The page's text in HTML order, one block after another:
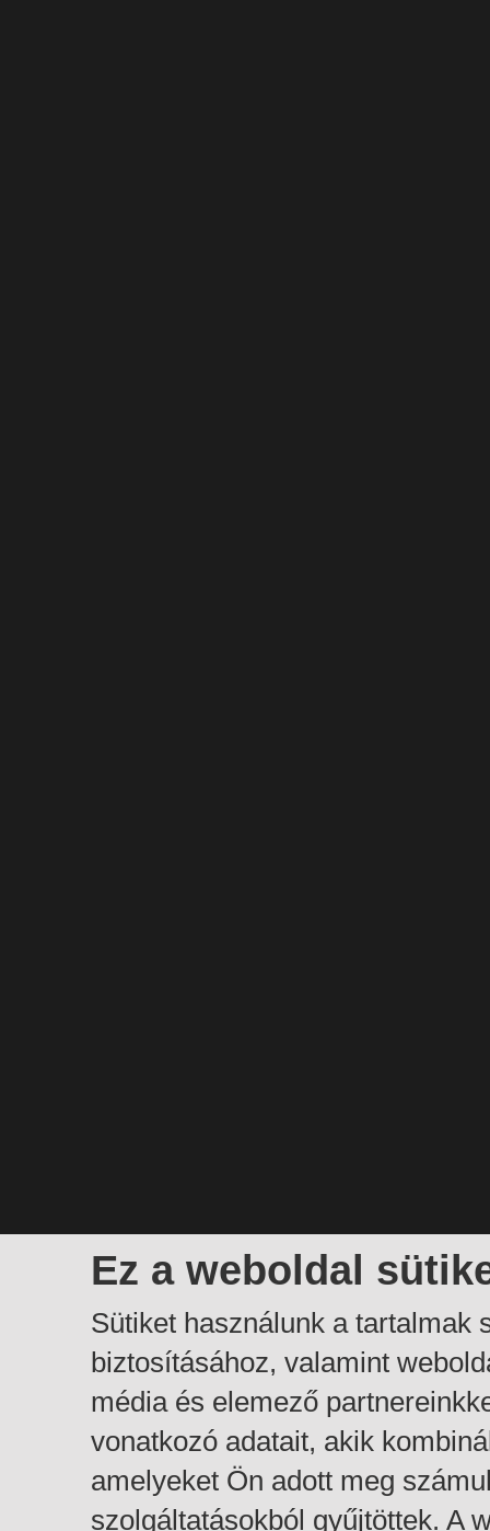
Ez a weboldal
Sütiket használunk a tartalmak
biztosításához, valamint
média és elemező
vonatkozó adatait, akik
amelyeket Ön adott meg
szolgáltatásokból gyűjtöttek. A